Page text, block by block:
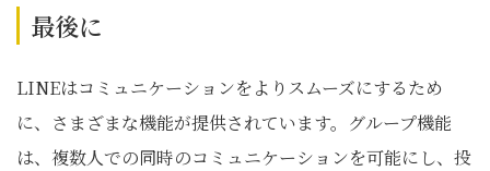
最後に
LINEはコミュニケーションをよりスムーズにするため
に、さまざまな機能が提供されています。グループ機能
は、複数人での同時のコミュニケーションを可能にし、投